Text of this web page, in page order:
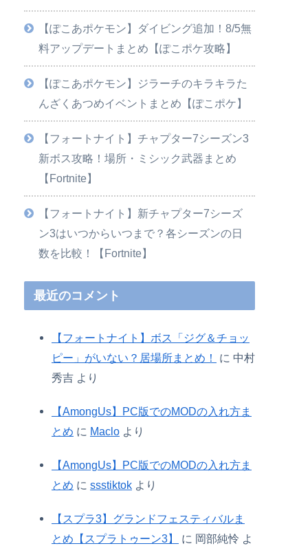
【ぽこあポケモン】ダイビング追加！8/5無
料アップデートまとめ【ぽこポケ攻略】
【ぽこあポケモン】ジラーチのキラキラた
んざくあつめイベントまとめ【ぽこポケ】
【フォートナイト】チャプター7シーズン3
新ボス攻略！場所・ミシック武器まとめ
【Fortnite】
【フォートナイト】新チャプター7シーズ
ン3はいつからいつまで？各シーズンの日
数を比較！【Fortnite】
最近のコメント
【フォートナイト】ボス「ジグ＆チョッ
ピー」がいない？居場所まとめ！
に 中村
秀吉 より
【AmongUs】PC版でのMODの入れ方ま
とめ に Maclo より
【AmongUs】PC版でのMODの入れ方ま
とめ に ssstiktok より
【スプラ3】グランドフェスティバルま
とめ【スプラトゥーン3】
に 岡部純怜 よ